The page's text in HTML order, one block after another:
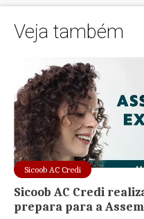
Veja também
Sicoob AC Credi
Sicoob AC Credi
prepara para a